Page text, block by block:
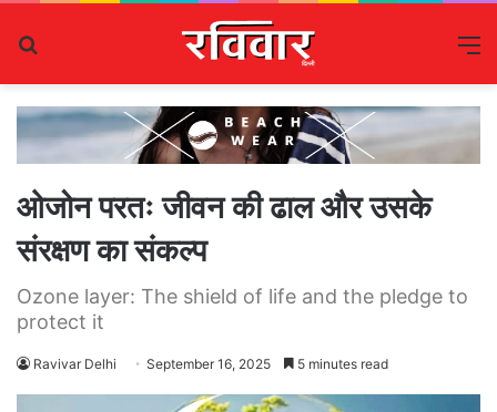
ओजोन परतः जीवन की ढाल और उसके
संरक्षण का संकल्प
Ozone layer: The shield of life and the pledge to
protect it
Ravivar Delhi September 16, 2025 5 minutes read